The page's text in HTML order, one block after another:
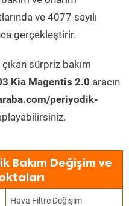
ve 4077 sayılı
gerçekleştirir.
sürpriz bakım
Kia Magentis 2.0 aracın
periyodik-
Bakım Değişim ve
Hava Filtre Değişim